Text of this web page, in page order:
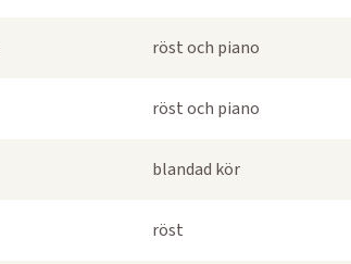
röst och piano
röst och piano
blandad kör
röst